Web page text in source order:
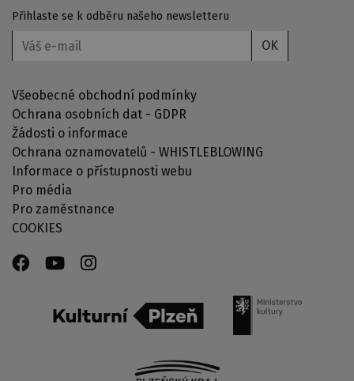
Přihlaste se k odběru našeho newsletteru
OK
Všeobecné obchodní podmínky
Ochrana osobních dat - GDPR
Žádosti o informace
Ochrana oznamovatelů - WHISTLEBLOWING
Informace o přístupnosti webu
Pro média
Pro zaměstnance
COOKIES